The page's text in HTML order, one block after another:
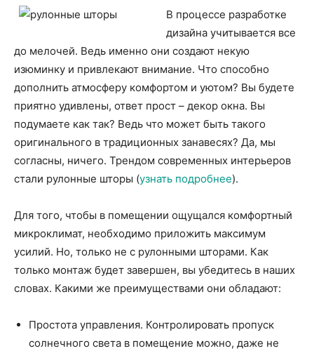
В процессе разработке
дизайна учитывается все
до мелочей. Ведь именно они создают некую
изюминку и привлекают внимание. Что способно
дополнить атмосферу комфортом и уютом? Вы будете
приятно удивлены, ответ прост – декор окна. Вы
подумаете как так? Ведь что может быть такого
оригинального в традиционных занавесях? Да, мы
согласны, ничего. Трендом современных интерьеров
стали рулонные шторы (узнать подробнее).
Для того, чтобы в помещении ощущался комфортный
микроклимат, необходимо приложить максимум
усилий. Но, только не с рулонными шторами. Как
только монтаж будет завершен, вы убедитесь в наших
словах. Какими же преимуществами они обладают:
Простота управления. Контролировать пропуск
солнечного света в помещение можно, даже не